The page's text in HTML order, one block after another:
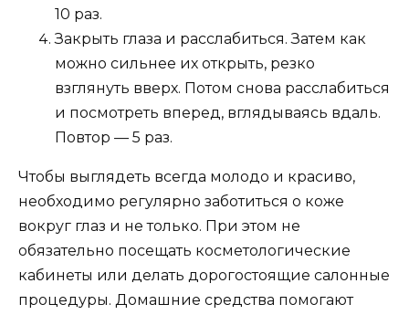
10 раз.
Закрыть глаза и расслабиться. Затем как
можно сильнее их открыть, резко
взглянуть вверх. Потом снова расслабиться
и посмотреть вперед, вглядываясь вдаль.
Повтор — 5 раз.
Чтобы выглядеть всегда молодо и красиво,
необходимо регулярно заботиться о коже
вокруг глаз и не только. При этом не
обязательно посещать косметологические
кабинеты или делать дорогостоящие салонные
процедуры. Домашние средства помогают